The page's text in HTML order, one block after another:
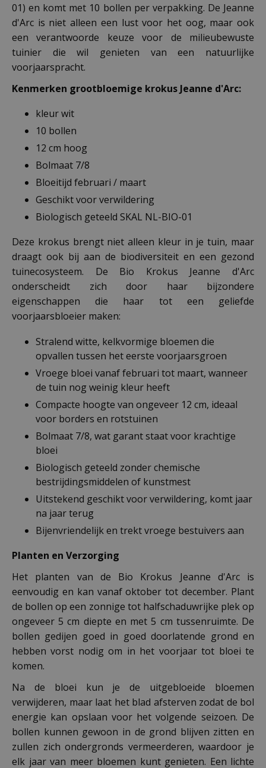
01) en komt met 10 bollen per verpakking. De Jeanne
d'Arc is niet alleen een lust voor het oog, maar ook
een verantwoorde keuze voor de milieubewuste
tuinier die wil genieten van een natuurlijke
voorjaarspracht.
Kenmerken grootbloemige krokus Jeanne d'Arc:
kleur wit
10 bollen
12 cm hoog
Bolmaat 7/8
Bloeitijd februari / maart
Geschikt voor verwildering
Biologisch geteeld SKAL NL-BIO-01
Deze krokus brengt niet alleen kleur in je tuin, maar
draagt ook bij aan de biodiversiteit en een gezond
tuinecosysteem. De Bio Krokus Jeanne d'Arc
onderscheidt zich door haar bijzondere
eigenschappen die haar tot een geliefde
voorjaarsbloeier maken:
Stralend witte, kelkvormige bloemen die
opvallen tussen het eerste voorjaarsgroen
Vroege bloei vanaf februari tot maart, wanneer
de tuin nog weinig kleur heeft
Compacte hoogte van ongeveer 12 cm, ideaal
voor borders en rotstuinen
Bolmaat 7/8, wat garant staat voor krachtige
bloei
Biologisch geteeld zonder chemische
bestrijdingsmiddelen of kunstmest
Uitstekend geschikt voor verwildering, komt jaar
na jaar terug
Bijenvriendelijk en trekt vroege bestuivers aan
Planten en Verzorging
Het planten van de Bio Krokus Jeanne d'Arc is
eenvoudig en kan vanaf oktober tot december. Plant
de bollen op een zonnige tot halfschaduwrijke plek op
ongeveer 5 cm diepte en met 5 cm tussenruimte. De
bollen gedijen goed in goed doorlatende grond en
hebben vorst nodig om in het voorjaar tot bloei te
komen.
Na de bloei kun je de uitgebloeide bloemen
verwijderen, maar laat het blad afsterven zodat de bol
energie kan opslaan voor het volgende seizoen. De
bollen kunnen gewoon in de grond blijven zitten en
zullen zich ondergronds vermeerderen, waardoor je
elk jaar van meer bloemen kunt genieten. Een lichte